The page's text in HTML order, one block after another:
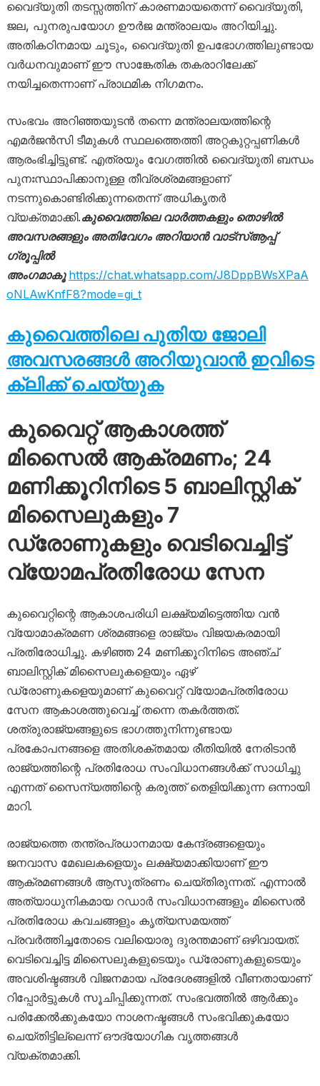
വൈദ്യുതി തടസ്സത്തിന് കാരണമായതെന്ന് വൈദ്യുതി,
ജല, പുനരുപയോഗ ഊർജ മന്ത്രാലയം അറിയിച്ചു.
അതികഠിനമായ ചൂടും, വൈദ്യുതി ഉപഭോഗത്തിലുണ്ടായ
വർധനവുമാണ് ഈ സാങ്കേതിക തകരാറിലേക്ക്
നയിച്ചതെന്നാണ് പ്രാഥമിക നിഗമനം.
സംഭവം അറിഞ്ഞയുടൻ തന്നെ മന്ത്രാലയത്തിന്റെ
എമർജൻസി ടീമുകൾ സ്ഥലത്തെത്തി അറ്റകുറ്റപ്പണികൾ
ആരംഭിച്ചിട്ടുണ്ട്. എത്രയും വേഗത്തിൽ വൈദ്യുതി ബന്ധം
പുനഃസ്ഥാപിക്കാനുള്ള തീവ്രശ്രമങ്ങളാണ്
നടന്നുകൊണ്ടിരിക്കുന്നതെന്ന് അധികൃതർ
വ്യക്തമാക്കി.കുവൈത്തിലെ വാർത്തകളും തൊഴിൽ
അവസരങ്ങളും അതിവേഗം അറിയാൻ വാട്സ്ആപ്പ്
ഗ്രൂപ്പിൽ
അംഗമാകൂ https://chat.whatsapp.com/J8DppBWsXPaA
oNLAwKnfF8?mode=gi_t
കുവൈത്തിലെ പുതിയ ജോലി
അവസരങ്ങൾ അറിയുവാൻ ഇവിടെ
ക്ലിക്ക് ചെയ്യുക
കുവൈറ്റ് ആകാശത്ത്
മിസൈൽ ആക്രമണം; 24
മണിക്കൂറിനിടെ 5 ബാലിസ്റ്റിക്
മിസൈലുകളും 7
ഡ്രോണുകളും വെടിവെച്ചിട്ട്
വ്യോമപ്രതിരോധ സേന
കുവൈറ്റിന്റെ ആകാശപരിധി ലക്ഷ്യമിട്ടെത്തിയ വൻ
വ്യോമാക്രമണ ശ്രമങ്ങളെ രാജ്യം വിജയകരമായി
പ്രതിരോധിച്ചു. കഴിഞ്ഞ 24 മണിക്കൂറിനിടെ അഞ്ച്
ബാലിസ്റ്റിക് മിസൈലുകളെയും ഏഴ്
ഡ്രോണുകളെയുമാണ് കുവൈറ്റ് വ്യോമപ്രതിരോധ
സേന ആകാശത്തുവെച്ച് തന്നെ തകർത്തത്.
ശത്രുരാജ്യങ്ങളുടെ ഭാഗത്തുനിന്നുണ്ടായ
പ്രകോപനങ്ങളെ അതിശക്തമായ രീതിയിൽ നേരിടാൻ
രാജ്യത്തിന്റെ പ്രതിരോധ സംവിധാനങ്ങൾക്ക് സാധിച്ചു
എന്നത് സൈന്യത്തിന്റെ കരുത്ത് തെളിയിക്കുന്ന ഒന്നായി
മാറി.
രാജ്യത്തെ തന്ത്രപ്രധാനമായ കേന്ദ്രങ്ങളെയും
ജനവാസ മേഖലകളെയും ലക്ഷ്യമാക്കിയാണ് ഈ
ആക്രമണങ്ങൾ ആസൂത്രണം ചെയ്തിരുന്നത്. എന്നാൽ
അത്യാധുനികമായ റഡാർ സംവിധാനങ്ങളും മിസൈൽ
പ്രതിരോധ കവചങ്ങളും കൃത്യസമയത്ത്
പ്രവർത്തിച്ചതോടെ വലിയൊരു ദുരന്തമാണ് ഒഴിവായത്.
വെടിവെച്ചിട്ട മിസൈലുകളുടെയും ഡ്രോണുകളുടെയും
അവശിഷ്ടങ്ങൾ വിജനമായ പ്രദേശങ്ങളിൽ വീണതായാണ്
റിപ്പോർട്ടുകൾ സൂചിപ്പിക്കുന്നത്. സംഭവത്തിൽ ആർക്കും
പരിക്കേൽക്കുകയോ നാശനഷ്ടങ്ങൾ സംഭവിക്കുകയോ
ചെയ്തിട്ടില്ലെന്ന് ഔദ്യോഗിക വൃത്തങ്ങൾ
വ്യക്തമാക്കി.